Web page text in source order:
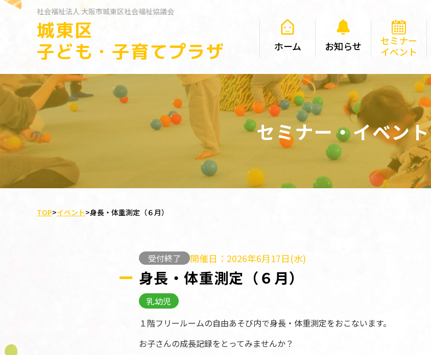
社会福祉法人大阪市城東区社会福祉協議会
城東区
子ども・子育てプラザ
ホーム お知らせ
セミナー
イベント
セミナー・イベント
TOP>イベント>身長・体重測定（６月）
受付終了 開催日：2026年6月17日(水)
身長・体重測定（６月）
乳幼児
１階フリールームの自由あそび内で身長・体重測定をおこないます。
お子さんの成長記録をとってみませんか？